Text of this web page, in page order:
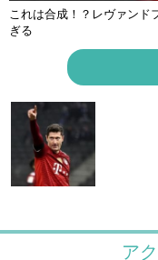
これは合成！？レヴァンド
ぎる
ア